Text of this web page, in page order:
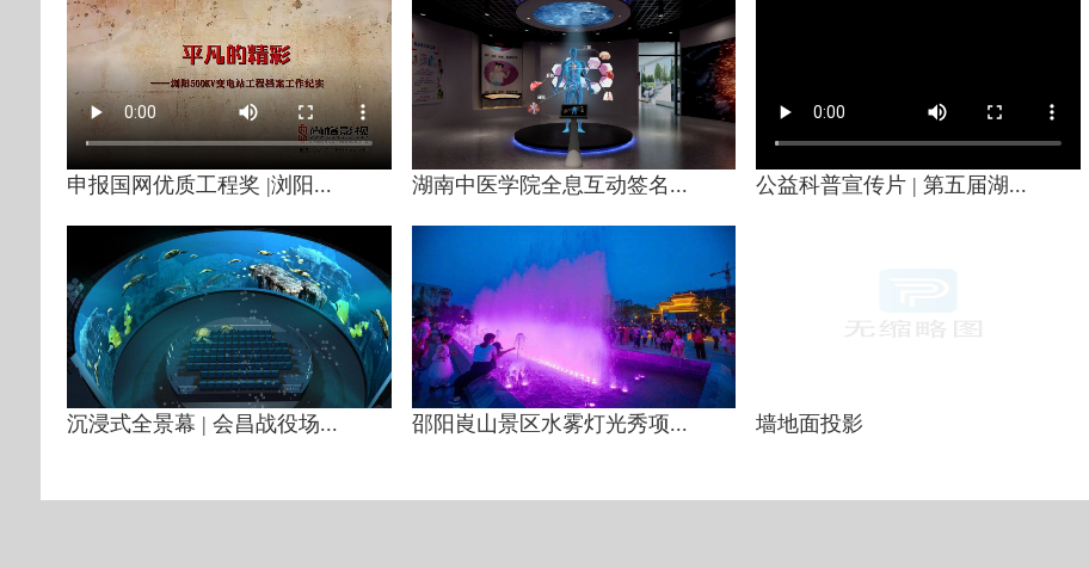
申报国网优质工程奖 |浏阳... 湖南中医学院全息互动签名... 公益科普宣传片 | 第五届湖...
沉浸式全景幕 | 会昌战役场... 邵阳崀山景区水雾灯光秀项... 墙地面投影